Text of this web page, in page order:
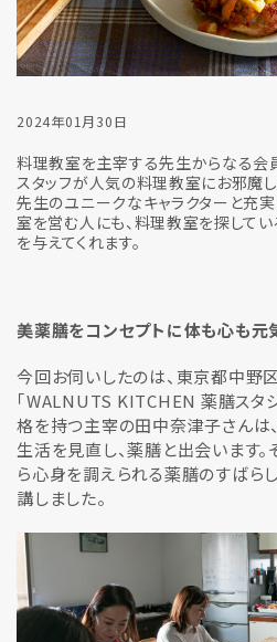
2024年01月30日
料理教室を主宰する先生からなる会
スタッフが人気の料理教室にお邪魔し
先生のユニークなキャラクターと充
室を営む人にも、料理教室を探してい
を与えてくれます。
美薬膳をコンセプトに体も心も
今回お伺いしたのは、東京都中野
｢WALNUTS KITCHEN 薬膳スタ
格を持つ主宰の田中奈津子さんは
生活を見直し、薬膳と出会います。
ら心身を調えられる薬膳のすばら
講しました。